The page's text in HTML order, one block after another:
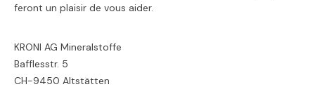
feront un plaisir de vous aider.
KRONI AG Mineralstoffe
Bafflesstr. 5
CH-9450 Altstätten